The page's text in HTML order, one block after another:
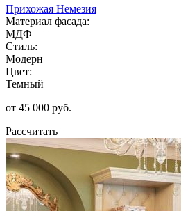
Прихожая Немезия
Материал фасада:
МДФ
Стиль:
Модерн
Цвет:
Темный
от 45 000 руб.
Рассчитать